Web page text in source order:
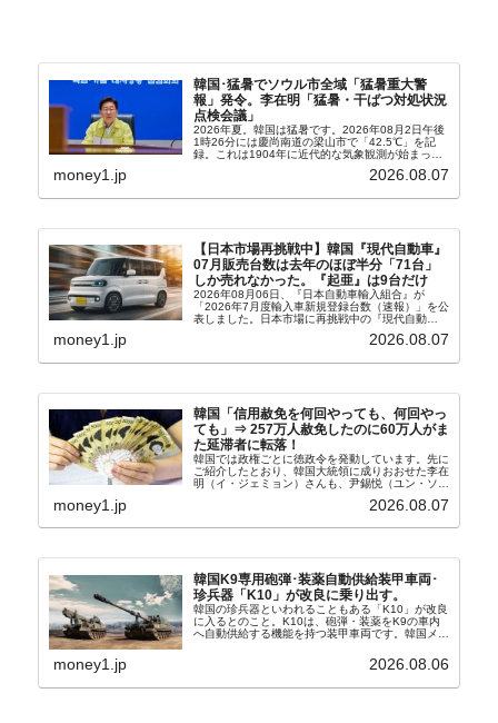
韓国･猛暑でソウル市全域「猛暑重大警
報」発令。李在明「猛暑・干ばつ対処状況
点検会議」
2026年夏。韓国は猛暑です。2026年08月2日午後
1時26分には慶尚南道の梁山市で「42.5℃」を記
録。これは1904年に近代的な気象観測が始まって
ウル市全域への「猛暑重大警報」が発令され...
money1.jp 2026.08.07
【日本市場再挑戦中】韓国『現代自動車』
07月販売台数は去年のほぼ半分「71台」
しか売れなかった。『起亜』は9台だけ
2026年08月06日、『日本自動車輸入組合』が
「2026年7月度輸入車新規登録台数（速報）」を公
表しました。日本市場に再挑戦中の『現代自動
台数はこの中に捉えられているはずです。先月から
money1.jp 2026.08.07
韓国「信用赦免を何回やっても、何回やっ
ても」⇒ 257万人赦免したのに60万人がま
た延滞者に転落！
韓国では政権ごとに徳政令を発動しています。先に
ご紹介したとおり、韓国大統領に成りおおせた李在
明（イ・ジェミョン）さんも、尹錫悦（ユン・ソギ
バンクにして不良債権の買い取りを行い、分割償還
money1.jp 2026.08.07
韓国K9専用砲弾･装薬自動供給装甲車両･
珍兵器「K10」が改良に乗り出す。
韓国の珍兵器といわれることもある「K10」が改良
に入るとのこと。K10は、砲弾・装薬をK9の車内
へ自動供給する機能を持つ装甲車両です。韓国メデ
から以下に一部を引きます。2005年に初めて...
money1.jp 2026.08.06